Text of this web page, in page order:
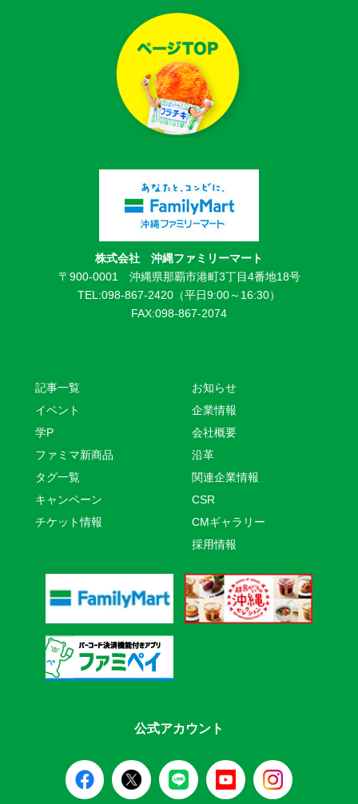
株式会社 沖縄ファミリーマート
〒900-0001 沖縄県那覇市港町3丁目4番地18号
TEL:098-867-2420（平日9:00～16:30）
FAX:098-867-2074
記事一覧
イベント
学P
ファミマ新商品
タグ一覧
キャンペーン
チケット情報
お知らせ
企業情報
会社概要
沿革
関連企業情報
CSR
CMギャラリー
採用情報
公式アカウント